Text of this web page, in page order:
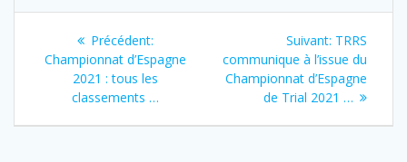
Précédent:
Championnat d’Espagne
2021 : tous les
classements …
Suivant: TRRS
communique à l’issue du
Championnat d’Espagne
de Trial 2021 …